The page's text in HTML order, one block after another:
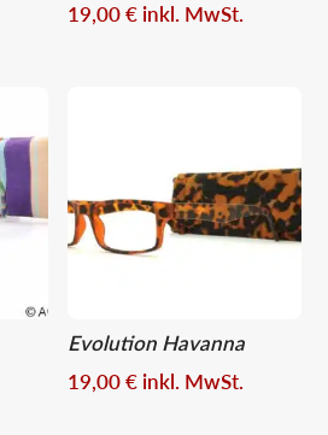
19,00€ inkl. MwSt.
Evolution Havanna
19,00€ inkl. MwSt.